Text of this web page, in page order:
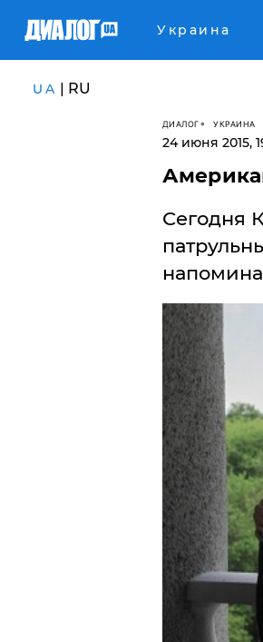
Украина
UA | RU
ДИАЛОГ УКРАИНА
24 июня 2015,
Сегодня